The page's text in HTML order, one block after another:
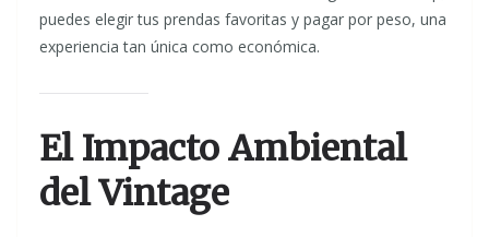
puedes elegir tus prendas favoritas y pagar por peso, una
experiencia tan única como económica.
El Impacto Ambiental
del Vintage